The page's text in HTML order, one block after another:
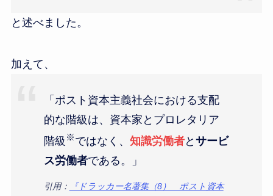
と述べました。
加えて、
「ポスト資本主義社会における支配
的な階級は、資本家とプロレタリア
階級 ※ではなく、 知識労働者と サービ
ス労働者である。」
引用：
『ドラッカー名著集（8） ポスト資本